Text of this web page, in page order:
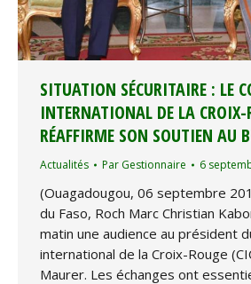
SITUATION SÉCURITAIRE : LE
INTERNATIONAL DE LA CROIX-
RÉAFFIRME SON SOUTIEN AU
Actualités Par Gestionnaire 6
(Ouagadougou, 06 septembre
du Faso, Roch Marc Christian
matin une audience au président
international de la Croix-Rouge
Maurer. Les échanges ont